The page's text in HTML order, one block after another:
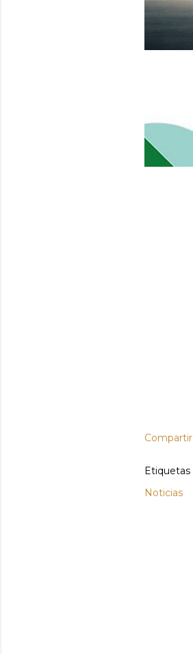
Compartir
Etiquetas
Noticias